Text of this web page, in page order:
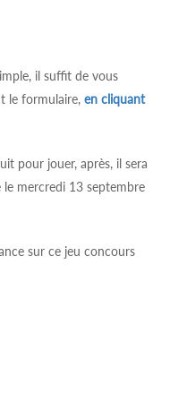
il suffit de vous
le formulaire, en cliquant
pour jouer, après, il sera
mercredi 13 septembre
sur ce jeu concours